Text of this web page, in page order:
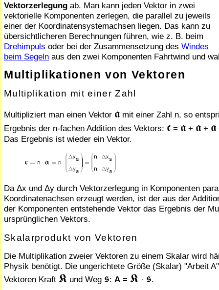
Vektorzerlegung ab. Man kann jeden Vektor in zwei
vektorielle Komponenten zerlegen, die parallel zu jeweils
einer der Ko­or­di­na­ten­sy­stem­ach­sen liegen. Das kann zu
übersichtlicheren Be­rech­nun­gen führen, wie z. B. beim
Drehimpuls oder bei der Zusammensetzung des Win­des
beim Se­geln aus den zwei Komponenten Fahrtwind und
Multiplikationen von Vektoren
Multiplikation mit einer Zahl
Multipliziert man einen Vektor 𝖆 mit einer Zahl n, so
Ergebnis der n-fachen Addition des Vektors: 𝖈 = 𝖆 + 𝖆 + 𝖆
Das Ergebnis ist wieder ein Vektor.
Da Δx und Δy durch Vektorzerlegung in Komponenten
Koordinatenachsen erzeugt werden, ist der aus der
der Komponenten entstehende Vektor das Ergebnis der
ur­sprüng­lichen Vektors.
Skalarprodukt von Vektoren
Die Multiplikation zweier Vektoren zu einem Skalar wird
Physik benötigt. Die ungerichtete Größe (Skalar) "Arbeit
Vektoren Kraft 𝕶 und Weg 𝖘: A = 𝕶 · 𝖘.